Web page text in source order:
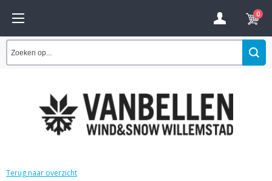
0
Terug naar overzicht